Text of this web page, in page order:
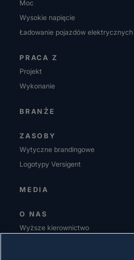
Moc
Wysokie napięcie
Ładowanie pojazdów elektrycznych
PRACA Z
Projekt
Wykonanie
BRANŻE
ZASOBY
Wytyczne brandingowe
Logotypy Versigent
MEDIA
O NAS
Wyższe kierownictwo